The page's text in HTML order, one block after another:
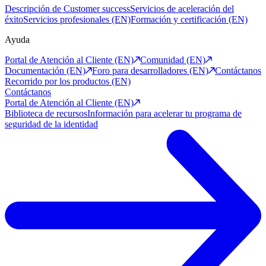
Descripción de Customer successServicios de aceleración del
éxitoServicios profesionales (EN)Formación y certificación (EN)
Ayuda
Portal de Atención al Cliente (EN)
Comunidad (EN)
Documentación (EN)
Foro para desarrolladores (EN)
Contáctanos
Recorrido por los productos (EN)
Contáctanos
Portal de Atención al Cliente (EN)
Biblioteca de recursosInformación para acelerar tu programa de
seguridad de la identidad